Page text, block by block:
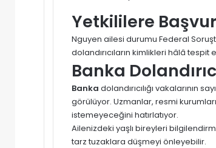
Yetkililere
Nguyen ailesi durumu Federal
dolandırıcıların kimlikleri hâlâ
Banka
Banka dolandırıcılığı vakalarının
görülüyor. Uzmanlar, resmi
istemeyeceğini hatırlatıyor.
Ailenizdeki yaşlı bireyleri
tarz tuzaklara düşmeyi önleyebilir.